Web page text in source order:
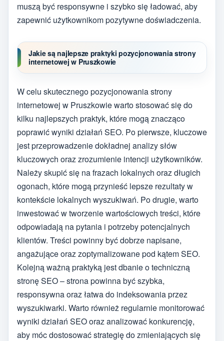
muszą być responsywne i szybko się ładować, aby
zapewnić użytkownikom pozytywne doświadczenia.
Jakie są najlepsze praktyki pozycjonowania strony
internetowej w Pruszkowie
W celu skutecznego pozycjonowania strony
internetowej w Pruszkowie warto stosować się do
kilku najlepszych praktyk, które mogą znacząco
poprawić wyniki działań SEO. Po pierwsze, kluczowe
jest przeprowadzenie dokładnej analizy słów
kluczowych oraz zrozumienie intencji użytkowników.
Należy skupić się na frazach lokalnych oraz długich
ogonach, które mogą przynieść lepsze rezultaty w
kontekście lokalnych wyszukiwań. Po drugie, warto
inwestować w tworzenie wartościowych treści, które
odpowiadają na pytania i potrzeby potencjalnych
klientów. Treści powinny być dobrze napisane,
angażujące oraz zoptymalizowane pod kątem SEO.
Kolejną ważną praktyką jest dbanie o techniczną
stronę SEO – strona powinna być szybka,
responsywna oraz łatwa do indeksowania przez
wyszukiwarki. Warto również regularnie monitorować
wyniki działań SEO oraz analizować konkurencję,
aby móc dostosować strategię do zmieniających się